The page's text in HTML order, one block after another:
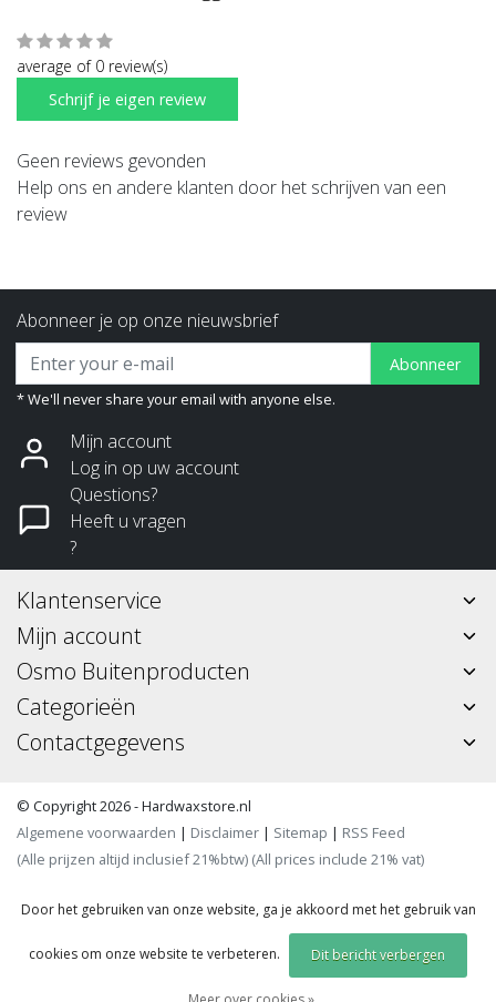
average of 0 review(s)
Schrijf je eigen review
Geen reviews gevonden
Help ons en andere klanten door het schrijven van een
review
Abonneer je op onze nieuwsbrief
Abonneer
* We'll never share your email with anyone else.
Mijn account
Log in op uw account
Questions?
Heeft u vragen
?
Klantenservice
Mijn account
Osmo Buitenproducten
Categorieën
Contactgegevens
© Copyright 2026 - Hardwaxstore.nl
Algemene voorwaarden | Disclaimer | Sitemap | RSS Feed
(Alle prijzen altijd inclusief 21%btw) (All prices include 21% vat)
Door het gebruiken van onze website, ga je akkoord met het gebruik van
cookies om onze website te verbeteren. Dit bericht verbergen